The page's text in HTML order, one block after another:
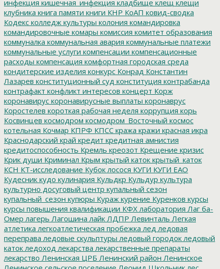
инфекция кишечная_инфекция кладбище клещ клещи
клубника книга памяти книги КНР КоАП ковид-сводка
Кодекс колледж культуры колония командировка
командировочные комары комиссия комитет образования
коммуналка коммунальная авария коммунальные платежи
коммунальные услуги компенсации компенсационные
расходы компенсация комфортная городская среда
кондитерские изделия конкурс Конрад Константин
Лазарев конституционный суд конституция контрабанда
контрафакт конфликт интересов концерт Корж
коронавирус коронавирусные выплаты коронаврус
Коростелев короткая рабочая неделя коррупция корь
Косвинцев космодром космодром_Восточный космос
котельная Кочмар КПРФ КПСС кража кражи красная икра
Краснодарский край кредит кредитная амнистия
кредитоспособность Кремль креозот Крещение кризис
Крик души Криминал Крым крытый каток крытый_каток
КСН КТ-исследование Кубок лосося КУГИ КУГИ ЕАО
Кудесник кудо кулинария Кульдкр Кульдур культура
культурно досуговый центр купальный сезон
купальный_сезон купюры Кураж курение Куренков курсы
курсы повышения квалификации КФХ лаборатория Лаг ба-
Омер лагерь Лагошина лайк ЛДПР Левинталь Легкая
атлетика легкоатлетическая пробежка лед ледовая
переправа ледовые скульптуры ледовый городок ледовый
каток ледоход лекарства лекарственные препараты
лекарство Ленинская ЦРБ Ленинский район Ленинское